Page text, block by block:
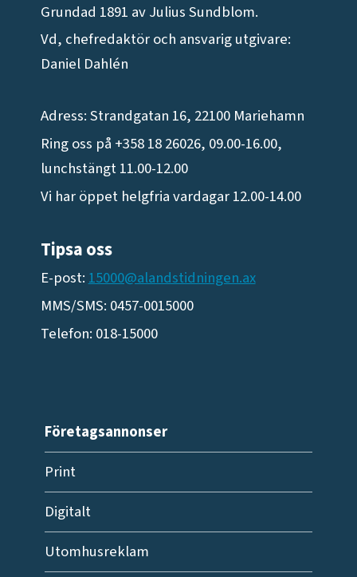
Grundad 1891 av Julius Sundblom.
Vd, chefredaktör och ansvarig utgivare:
Daniel Dahlén
Adress: Strandgatan 16, 22100 Mariehamn
Ring oss på +358 18 26026, 09.00-16.00,
lunchstängt 11.00-12.00
Vi har öppet helgfria vardagar 12.00-14.00
Tipsa oss
E-post: 15000@alandstidningen.ax
MMS/SMS: 0457-0015000
Telefon: 018-15000
Företagsannonser
Print
Digitalt
Utomhusreklam